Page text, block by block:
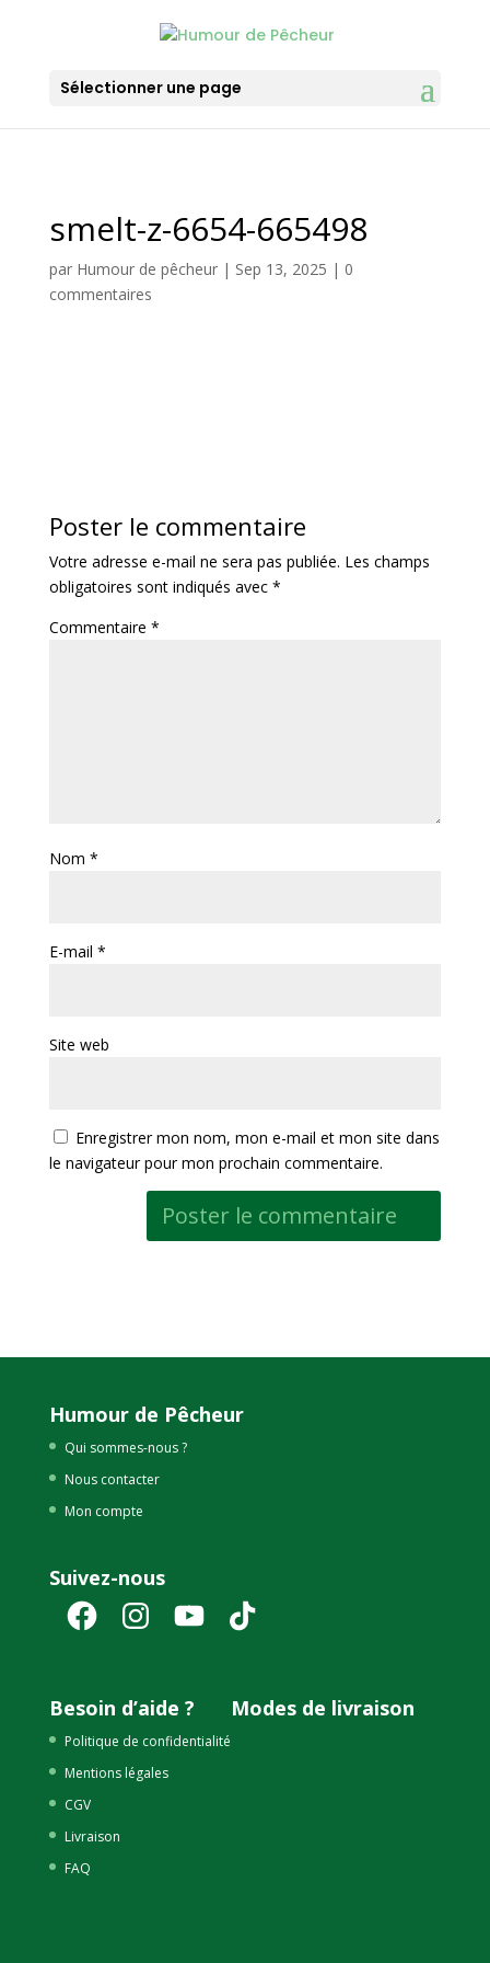
Sélectionner une page
smelt-z-6654-665498
par Humour de pêcheur| Sep 13, 2025 | 0
commentaires
Poster le commentaire
Votre adresse e-mail ne sera pas publiée. Les champs
obligatoires sont indiqués avec *
Commentaire *
Nom *
E-mail *
Site web
Enregistrer mon nom, mon e-mail et mon site dans
le navigateur pour mon prochain commentaire.
Humour de Pêcheur
Qui sommes-nous ?
Nous contacter
Mon compte
Suivez-nous
FacebookInstagramYouTube TikTok
Besoin d’aide ?
Politique de confidentialité
Mentions légales
CGV
Livraison
FAQ
Modes de livraison